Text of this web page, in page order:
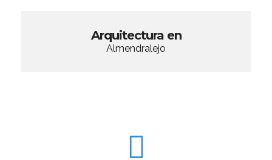
Arquitectura en
Almendralejo